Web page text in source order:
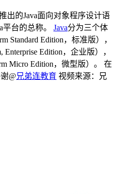
出的Java面向对象程序设计语
平台的总称。 Java分为三个体
Standard Edition，标准版），
Enterprise Edition，企业版），
Micro Edition，微型版）。 在
@兄弟连教育 视频来源：兄